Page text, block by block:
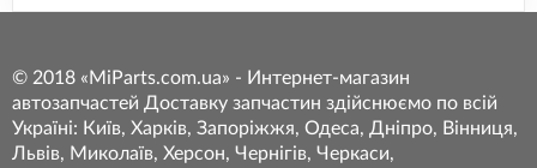
© 2018 «MiParts.com.ua» - Интернет-магазин
автозапчастей Доставку запчастин здійснюємо по всій
Україні: Київ, Харків, Запоріжжя, Одеса, Дніпро, Вінниця,
Львів, Миколаїв, Херсон, Чернігів, Черкаси,